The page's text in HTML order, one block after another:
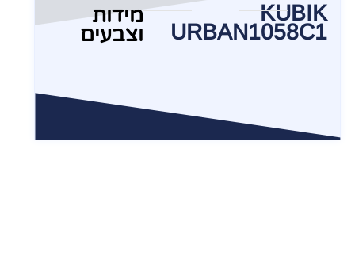
KUBIK
URBAN1058C1
מידות
וצבעים